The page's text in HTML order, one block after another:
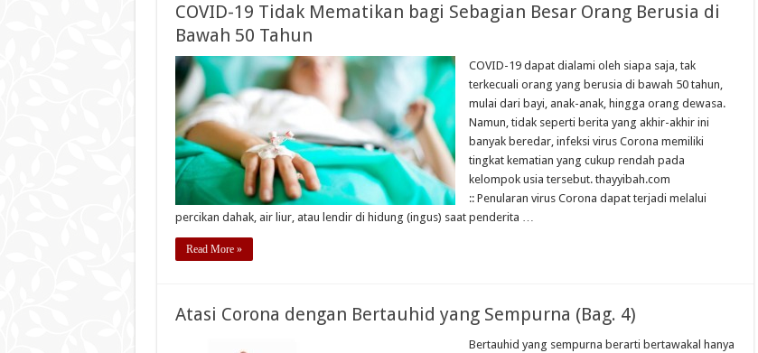
COVID-19 Tidak Mematikan bagi Sebagian Besar Orang Berusia di
Bawah 50 Tahun
COVID-19 dapat dialami oleh siapa saja, tak
terkecuali orang yang berusia di bawah 50 tahun,
mulai dari bayi, anak-anak, hingga orang dewasa.
Namun, tidak seperti berita yang akhir-akhir ini
banyak beredar, infeksi virus Corona memiliki
tingkat kematian yang cukup rendah pada
kelompok usia tersebut. thayyibah.com
:: Penularan virus Corona dapat terjadi melalui
percikan dahak, air liur, atau lendir di hidung (ingus) saat penderita …
Read More »
Atasi Corona dengan Bertauhid yang Sempurna (Bag. 4)
Bertauhid yang sempurna berarti bertawakal hanya